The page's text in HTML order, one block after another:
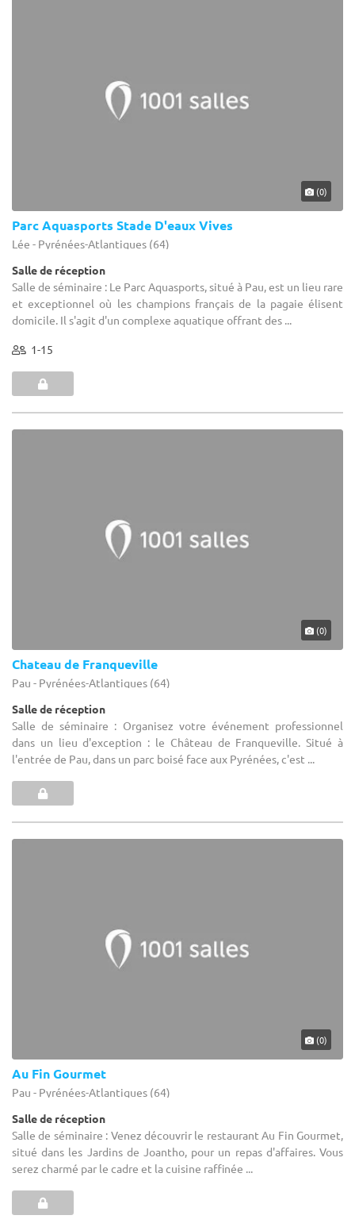
(0)
Parc Aquasports Stade D'eaux Vives
Lée - Pyrénées-Atlantiques (64)
Salle de réception
Salle de séminaire : Le Parc Aquasports, situé à Pau, est un lieu rare
et exceptionnel où les champions français de la pagaie élisent
domicile. Il s'agit d'un complexe aquatique offrant des ...
1-15
(0)
Chateau de Franqueville
Pau - Pyrénées-Atlantiques (64)
Salle de réception
Salle de séminaire : Organisez votre événement professionnel
dans un lieu d'exception : le Château de Franqueville. Situé à
l'entrée de Pau, dans un parc boisé face aux Pyrénées, c'est ...
(0)
Au Fin Gourmet
Pau - Pyrénées-Atlantiques (64)
Salle de réception
Salle de séminaire : Venez découvrir le restaurant Au Fin Gourmet,
situé dans les Jardins de Joantho, pour un repas d'affaires. Vous
serez charmé par le cadre et la cuisine raffinée ...